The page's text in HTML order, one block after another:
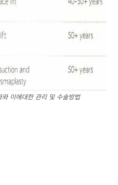
이에대한 관리 및 수술방법